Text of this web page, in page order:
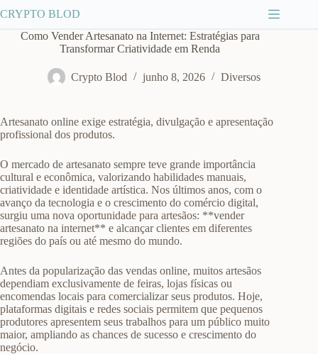
para
conteúdo
CRYPTO BLOD
Como Vender Artesanato na Internet: Estratégias para
Transformar Criatividade em Renda
Crypto Blod junho 8, 2026 Diversos
Artesanato online exige estratégia, divulgação e apresentação
profissional dos produtos.
O mercado de artesanato sempre teve grande importância
cultural e econômica, valorizando habilidades manuais,
criatividade e identidade artística. Nos últimos anos, com o
avanço da tecnologia e o crescimento do comércio digital,
surgiu uma nova oportunidade para artesãos: **vender
artesanato na internet** e alcançar clientes em diferentes
regiões do país ou até mesmo do mundo.
Antes da popularização das vendas online, muitos artesãos
dependiam exclusivamente de feiras, lojas físicas ou
encomendas locais para comercializar seus produtos. Hoje,
plataformas digitais e redes sociais permitem que pequenos
produtores apresentem seus trabalhos para um público muito
maior, ampliando as chances de sucesso e crescimento do
negócio.